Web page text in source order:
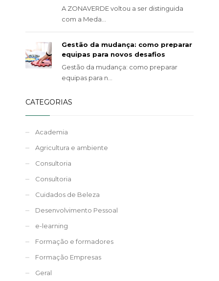
A ZONAVERDE voltou a ser distinguida
com a Meda...
Gestão da mudança: como preparar
equipas para novos desafios
Gestão da mudança: como preparar
equipas para n...
CATEGORIAS
Academia
Agricultura e ambiente
Consultoria
Consultoria
Cuidados de Beleza
Desenvolvimento Pessoal
e-learning
Formação e formadores
Formação Empresas
Geral